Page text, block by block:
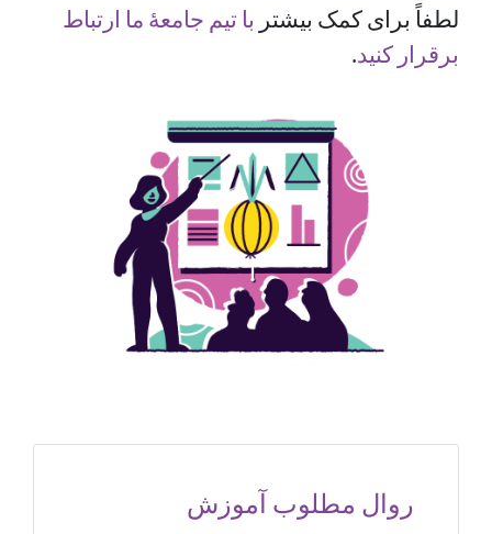
لطفاً برای کمک بیشتر با تیم جامعهٔ ما ارتباط
برقرار کنید.
روال مطلوب آموزش